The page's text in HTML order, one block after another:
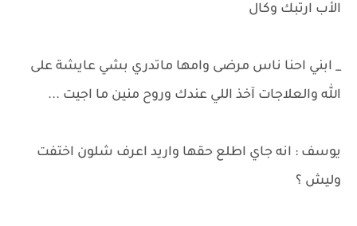
الأب ارتبك وكال
_ ابني احنا ناس مرضى وامها ماتدري بشي عايشة على
الله والعلاجات آخذ اللي عندك وروح منين ما اجيت ...
يوسف : انه جاي اطلع حقها واريد اعرف شلون اختفت
وليش ؟